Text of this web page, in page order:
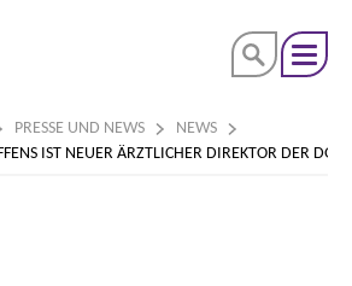
PRESSE UND NEWS
NEWS
IST NEUER ÄRZTLICHER DIREKTOR DER